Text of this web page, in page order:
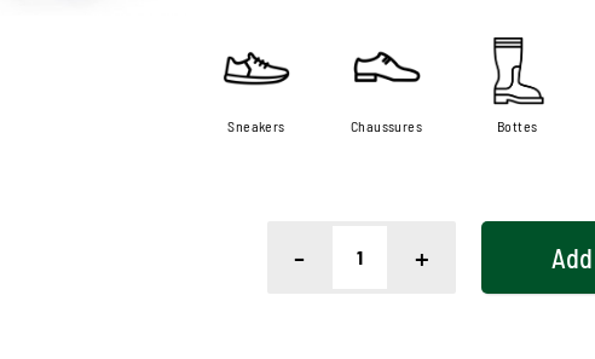
Sneakers Chaussures Bottes
- +